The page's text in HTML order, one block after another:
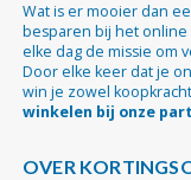
Wat is er mooier dan
besparen bij het online
elke dag de missie om
Door elke keer dat je
win je zowel
winkelen bij onze
OVER